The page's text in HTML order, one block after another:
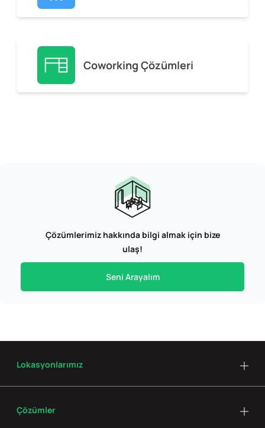
Coworking Çözümleri
Çözümlerimiz hakkında bilgi almak için bize
ulaş!
Seni Arayalım
Lokasyonlarımız
Çözümler